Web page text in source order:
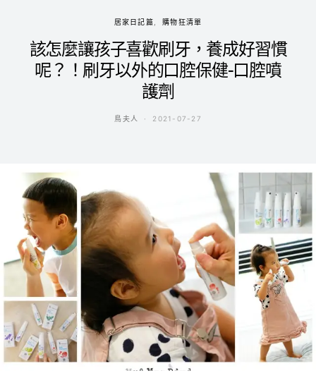
居家日記篇 購物狂清單
該怎麼讓孩子喜歡刷牙，養成好習慣
呢？！刷牙以外的口腔保健-口腔噴
護劑
鳥夫人 2021-07-27